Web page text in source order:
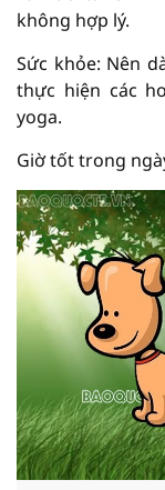
không hợp lý.
Sức khỏe: Nên
thực hiện các
yoga.
Giờ tốt trong